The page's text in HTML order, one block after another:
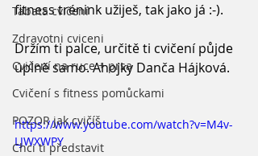
Tabata cvičení
Zdravotni cviceni
Cvičení na ruce + prsa
Cvičení s fitness pomůckami
POZOR jak cvičíš
Chci ti představit
fitness trénink užiješ, tak jako já :-).
Držím ti palce, určitě ti cvičení půjde
úplně samo. Ahojky Danča Hájková.
https://www.youtube.com/watch?v=M4v-
LJWXWPY